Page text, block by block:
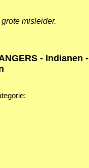
misleider.
- Indianen -